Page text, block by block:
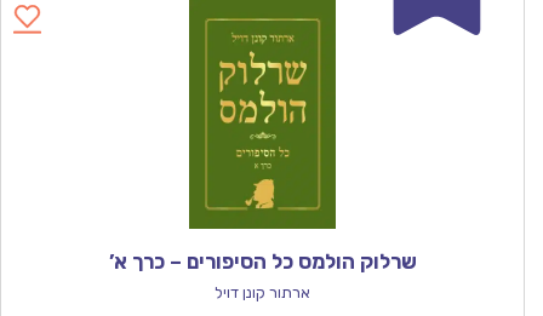
שרלוק הולמס כל הסיפורים – כרך א’
ארתור קונן דויל